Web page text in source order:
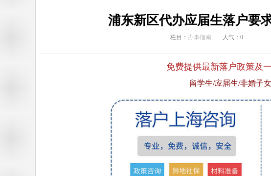
浦东新区代办应届生落户要
栏目： 办事指南 人气： 0
免费提供最新落户政策及
留学生/应届生/非婚子